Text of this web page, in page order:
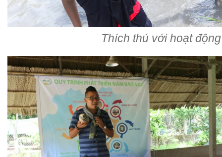
Thích thú với hoạt